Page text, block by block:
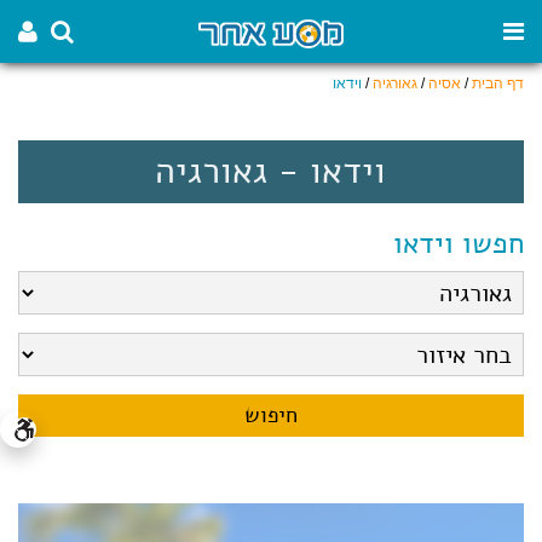
דף הבית/ אסיה/ גאורגיה/ וידאו
וידאו - גאורגיה
חפשו וידאו